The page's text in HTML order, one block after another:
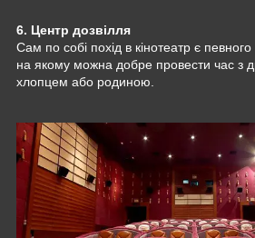
6. Центр дозвілля
Сам по собі похід в кінотеатр є
на якому можна добре провести час з
хлопцем або родиною.